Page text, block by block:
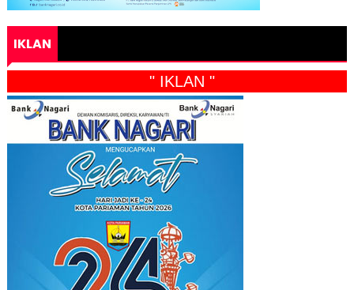
IKLAN
" IKLAN "